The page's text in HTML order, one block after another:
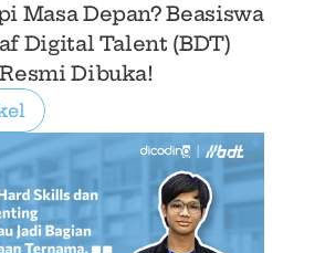
Masa Depan? Beasiswa
Digital Talent (BDT)
Dibuka!